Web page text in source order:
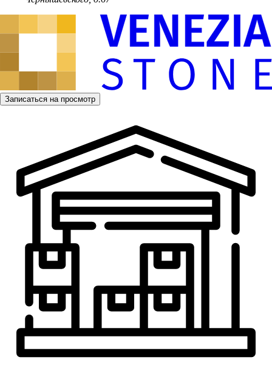
Записаться на просмотр